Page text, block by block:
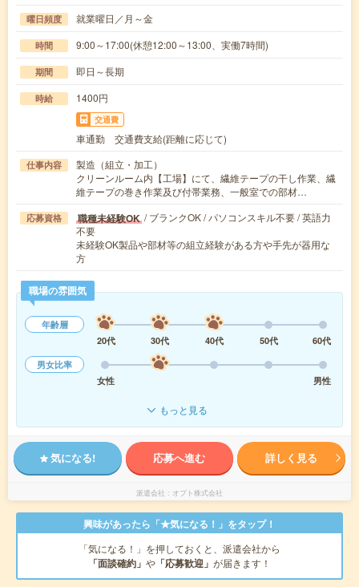
曜日頻度 就業曜日／月～金
時間 9:00～17:00(休憩12:00～13:00、実働7時間)
期間 即日～長期
時給 1400円
交通費
車通勤 交通費支給(距離に応じて)
仕事内容
製造（組立・加工）
クリーンルーム内【工場】にて、繊維テープの干し作業、繊
維テープの巻き作業及び付帯業務、一般室での部材…
応募資格 職種未経験OK / ブランクOK / パソコンスキル不要 / 英語力
不要
未経験OK製品や部材等の組立経験がある方や手先が器用な
方
職場の雰囲気
年齢層
20代
30代 40代 50代
60代
男女比率
女性
男性
もっと見る
気になる! 応募へ進む 詳しく見る
派遣会社 オプト株式会社
興味があったら「★気になる！」をタップ！
「気になる！」を押しておくと、派遣会社から
「面談確約」 や 「応募歓迎」 が届きます！